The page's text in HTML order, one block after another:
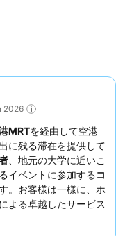
2026
MRTを経由して空港
に残る滞在を提供して
、地元の大学に近いこ
イベントに参加するコ
。お客様は一様に、ホ
よる卓越したサービス
し、到着時に提供され